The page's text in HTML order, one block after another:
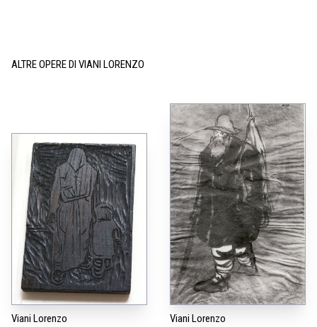
ALTRE OPERE DI VIANI LORENZO
Viani Lorenzo
Viani Lorenzo